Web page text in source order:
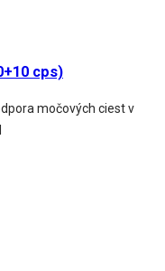
cps)
močových ciest v